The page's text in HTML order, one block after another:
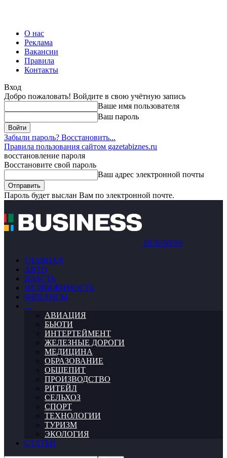
О нас
Реклама
Вакансии
Правила
Контакты
Вход
Добро пожаловать! Войдите в свою учётную запись
Ваше имя пользователя
Ваш пароль
Забыли пароль? Восстановить...
Правила пользования сайтом gazetabiznes.ru
восстановление пароля
Восстановите свой пароль
Ваш адрес электронной почты
Пароль будет выслан Вам по электронной почте.
BUSINESS
ГЛАВНАЯ
АВТО
ВЛАСТЬ
НЕДВИЖИМОСТЬ
ФИНАНСЫ
…
АВИАЦИЯ
БЬЮТИ
ИНТЕРТЕЙМЕНТ
ЖЕЛЕЗНЫЕ ДОРОГИ
МЕДИЦИНА
ОБРАЗОВАНИЕ
ОБЩЕПИТ
ПРОИЗВОДСТВО
РИТЕЙЛ
СЕЛЬХОЗ
СПОРТ
ТЕХНОЛОГИИ
ТУРИЗМ
ЭКОЛОГИЯ
СТАТЬИ